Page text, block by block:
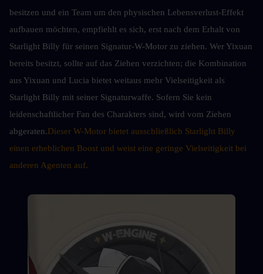
besitzen und ein Team um den physischen Lebensverlust-Effekt
aufbauen möchten, empfiehlt es sich, erst nach dem Erhalt von
Starlight Billy für seinen Signatur-W-Motor zu ziehen. Wer Yixuan
bereits besitzt, sollte auf das Ziehen verzichten; die Kombination
aus Yixuan und Lucia bietet weitaus mehr Vielseitigkeit als
Starlight Billy mit seiner Signaturwaffe. Sofern Sie kein
leidenschaftlicher Fan des Charakters sind, wird vom Ziehen
abgeraten.Dieser W-Motor bietet ausschließlich Starlight Billy
einen erheblichen Boost und weist eine geringe Vielseitigkeit bei
anderen Agenten auf.